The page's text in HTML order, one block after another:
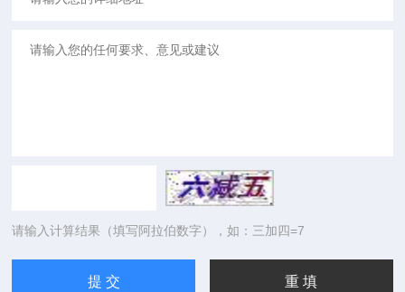
请输入计算结果（填写阿拉伯数字），如：三加四=7